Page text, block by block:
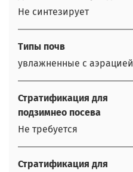
Не синтезирует
Типы почв
увлажненные с аэрацией
Стратификация для
подзимнео посева
Не требуется
Стратификация для